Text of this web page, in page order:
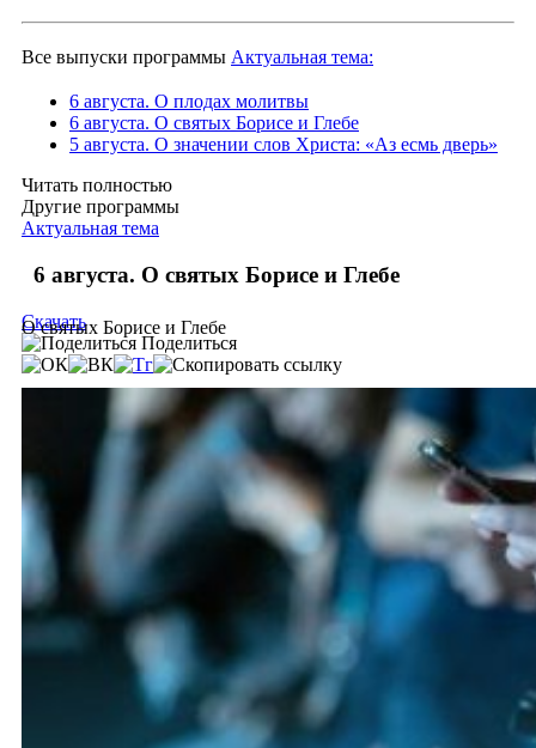
Все выпуски программы Актуальная тема:
6 августа. О плодах молитвы
6 августа. О святых Борисе и Глебе
5 августа. О значении слов Христа: «Аз есмь дверь»
Читать полностью
Другие программы
Актуальная тема
6 августа. О святых Борисе и Глебе
О святых Борисе и Глебе
Скачать
Поделиться